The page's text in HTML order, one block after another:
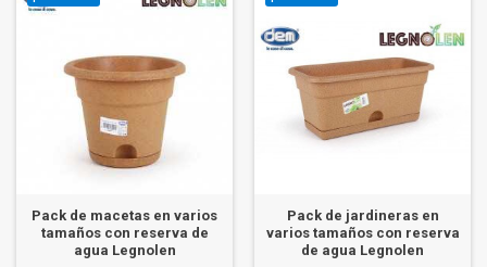
Pack de macetas en varios
tamaños con reserva de
agua Legnolen
Pack de jardineras en
varios tamaños con reserva
de agua Legnolen